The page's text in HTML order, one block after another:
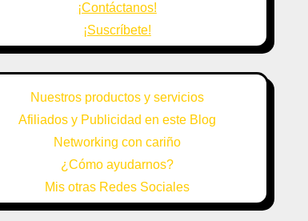
¡Contáctanos!
¡Suscríbete!
Nuestros productos y servicios
Afiliados y Publicidad en este Blog
Networking con cariño
¿Cómo ayudarnos?
Mis otras Redes Sociales